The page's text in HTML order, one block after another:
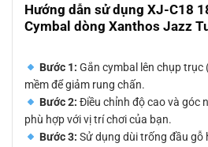
Hướng dẫn sử dụng XJ-C18
Cymbal dòng Xanthos Jazz
Bước 1: Gắn cymbal lên chụp trục
mềm để giảm rung chấn.
Bước 2: Điều chỉnh độ cao và góc
phù hợp với vị trí chơi của bạn.
Bước 3: Sử dụng dùi trống đầu gỗ